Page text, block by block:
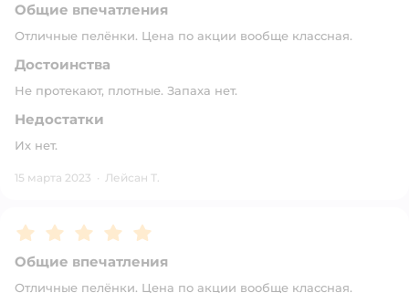
Общие впечатления
Отличные пелёнки. Цена по акции вообще классная.
Достоинства
Не протекают, плотные. Запаха нет.
Недостатки
Их нет.
15 марта 2023 · Лейсан Т.
Рейтинг:5
Общие впечатления
Отличные пелёнки. Цена по акции вообще классная.